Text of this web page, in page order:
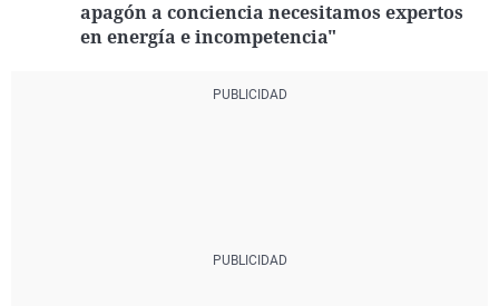
apagón a conciencia necesitamos expertos
en energía e incompetencia"